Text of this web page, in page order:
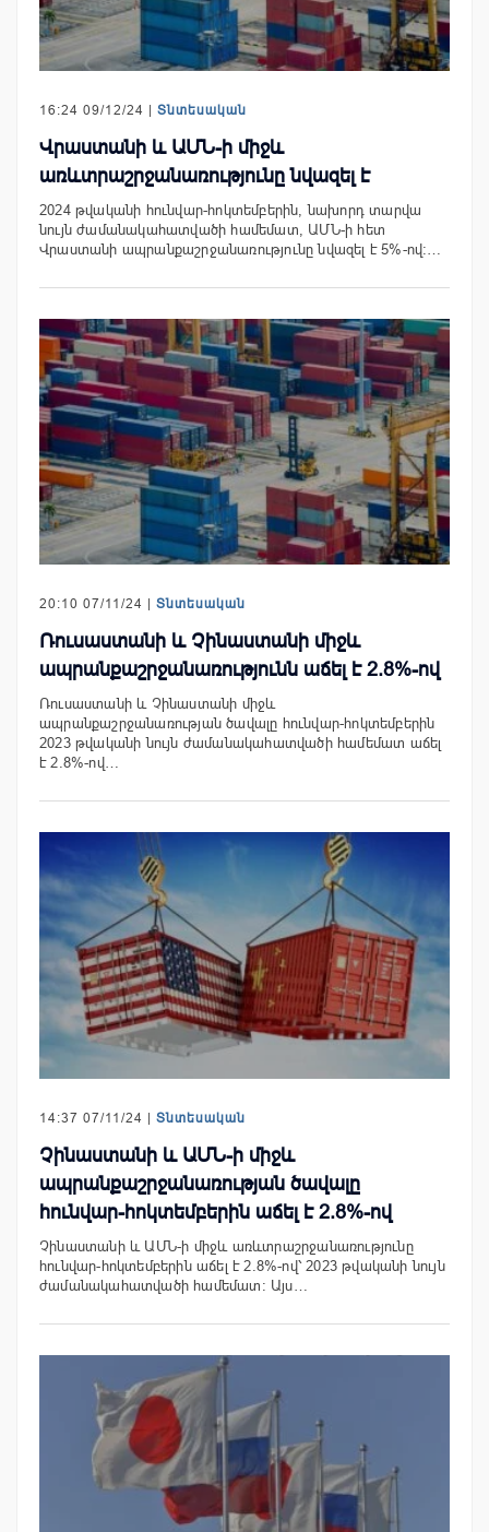
16:24 09/12/24 | Տնտեսական
Վրաստանի և ԱՄՆ-ի միջև
առևտրաշրջանառությունը նվազել է
2024 թվականի հունվար-հոկտեմբերին, նախորդ տարվա
նույն ժամանակահատվածի համեմատ, ԱՄՆ-ի հետ
Վրաստանի ապրանքաշրջանառությունը նվազել է 5%-ով:…
20:10 07/11/24 | Տնտեսական
Ռուսաստանի և Չինաստանի միջև
ապրանքաշրջանառությունն աճել է 2.8%-ով
Ռուսաստանի և Չինաստանի միջև
ապրանքաշրջանառության ծավալը հունվար-հոկտեմբերին
2023 թվականի նույն ժամանակահատվածի համեմատ աճել
է 2.8%-ով…
14:37 07/11/24 | Տնտեսական
Չինաստանի և ԱՄՆ-ի միջև
ապրանքաշրջանառության ծավալը
հունվար-հոկտեմբերին աճել է 2.8%-ով
Չինաստանի և ԱՄՆ-ի միջև առևտրաշրջանառությունը
հունվար-հոկտեմբերին աճել է 2.8%-ով՝ 2023 թվականի նույն
ժամանակահատվածի համեմատ: Այս…